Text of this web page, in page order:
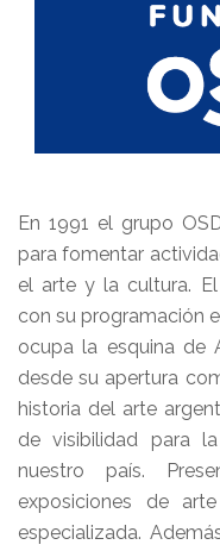
En 1991 el grupo
para fomentar
el arte y la cultura.
con su programación
ocupa la esquina de
desde su apertura
historia del arte
de visibilidad para
nuestro país.
exposiciones de
especializada.